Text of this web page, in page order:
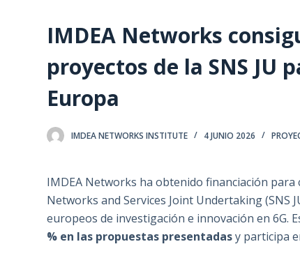
IMDEA Networks
proyectos de la SNS JU
Europa
IMDEA NETWORKS INSTITUTE 4 JUNIO 2026
IMDEA Networks ha obtenido financiación
Networks and Services Joint Undertaking
europeos de investigación e innovación en 6G.
% en las propuestas presentadasy participa